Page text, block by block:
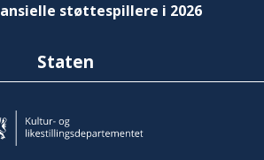
støttespillere i 2026
Staten